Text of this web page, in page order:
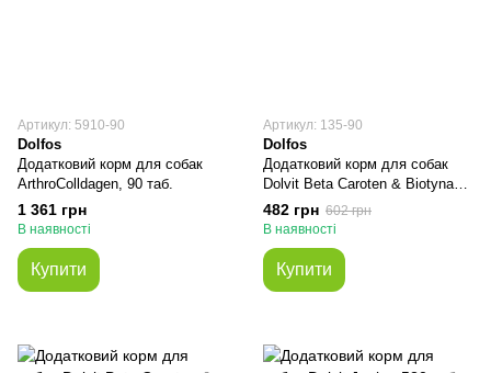
Артикул: 5910-90
Dolfos
Додатковий корм для собак
ArthroColldagen, 90 таб.
1 361 грн
В наявності
Купити
Артикул: 135-90
Dolfos
Додатковий корм для собак
Dolvit Beta Caroten & Biotyna
Forte 90 таблеток для здоров'я
шкіри та шерсті Dolfos
482 грн 602 грн
В наявності
Купити